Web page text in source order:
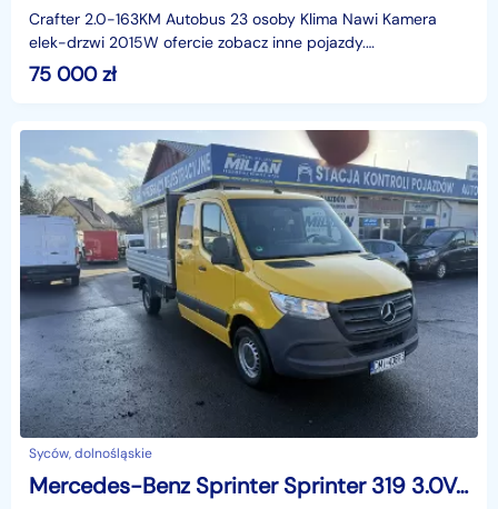
Crafter 2.0-163KM Autobus 23 osoby Klima Nawi Kamera
elek-drzwi 2015W ofercie zobacz inne pojazdy.
Automilian.plCena N + 23 %identyfikator: AKL5A7YNiniejsze
og
75 000zł
Syców, dolnośląskie
Mercedes-Benz Sprinter Sprinter 319 3.0V6 190KM Brygadówka Dokka Skrzynia Klima Navi Maxi 2